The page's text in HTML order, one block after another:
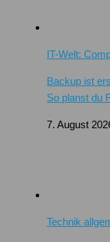
IT-Welt:
Backup ist
So planst du
7. August
Technik